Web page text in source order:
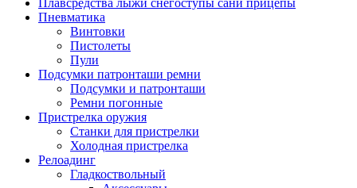
Плавсредства лыжи снегоступы сани прицепы
Пневматика
Винтовки
Пистолеты
Пули
Подсумки патронташи ремни
Подсумки и патронташи
Ремни погонные
Пристрелка оружия
Станки для пристрелки
Холодная пристрелка
Релоадинг
Гладкоствольный